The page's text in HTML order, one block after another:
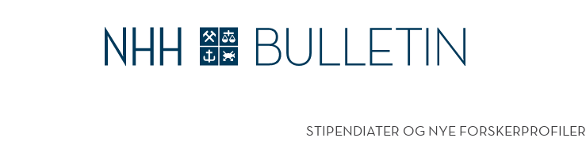
BILLIGERE
MEDISINER
STIPENDIATER OG NYE FORSKERPROFILER